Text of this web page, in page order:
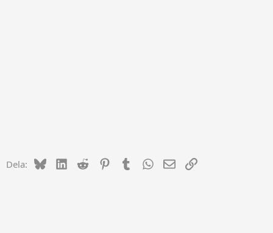
Dela: BlueskyLinkedIn
Reddit PinterestTumblrWhatsApp
E-postLänk